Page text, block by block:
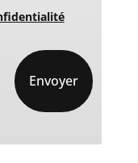
Envoyer